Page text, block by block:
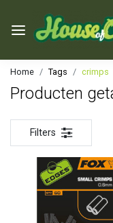
Home Tags crimps
Producten
Filters